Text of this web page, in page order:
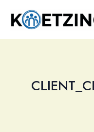
Inhalt
springen